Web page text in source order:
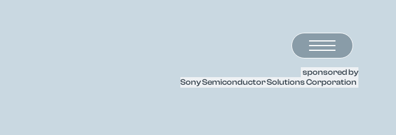
sponsored by
Sony Semiconductor Solutions Corporation